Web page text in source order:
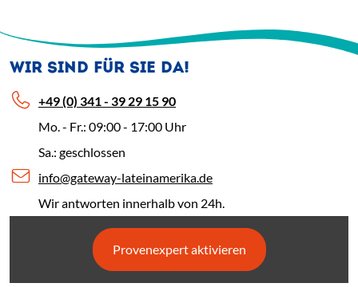
WIR SIND FÜR SIE DA!
+49 (0) 341 - 39 29 15 90
Mo. - Fr.: 09:00 - 17:00 Uhr
Sa.: geschlossen
info@gateway-lateinamerika.de
Wir antworten innerhalb von 24h.
Provenexpert aktivieren